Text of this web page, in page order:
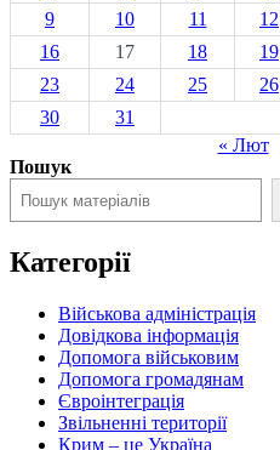
9
10 11 12
16
17 18 19
23
24 25 26
30
31
« Лют
Пошук
Категорії
Військова адміністрація
Довідкова інформація
Допомога військовим
Допомога громадянам
Євроінтеграція
Звільненні території
Крим – це Україна